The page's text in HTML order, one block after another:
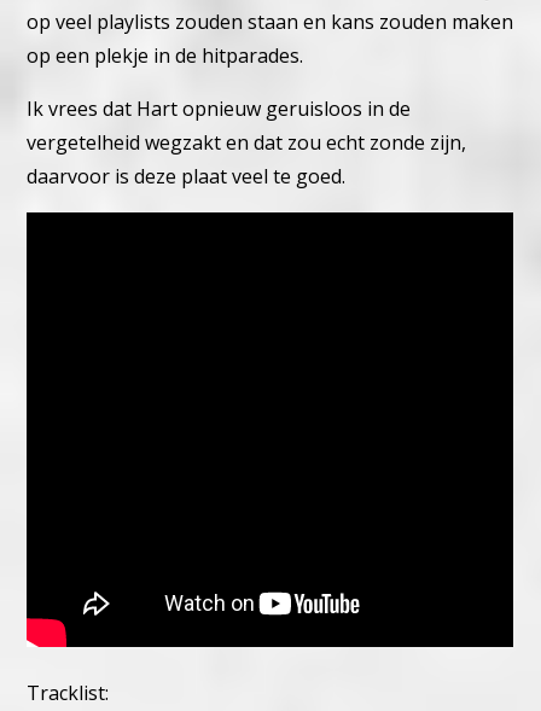
op veel playlists zouden staan en kans zouden maken
op een plekje in de hitparades.
Ik vrees dat Hart opnieuw geruisloos in de
vergetelheid wegzakt en dat zou echt zonde zijn,
daarvoor is deze plaat veel te goed.
Tracklist: